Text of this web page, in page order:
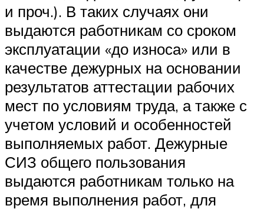
и проч.). В таких случаях они
выдаются работникам со сроком
эксплуатации «до износа» или в
качестве дежурных на основании
результатов аттестации рабочих
мест по условиям труда, а также с
учетом условий и особенностей
выполняемых работ. Дежурные
СИЗ общего пользования
выдаются работникам только на
время выполнения работ, для